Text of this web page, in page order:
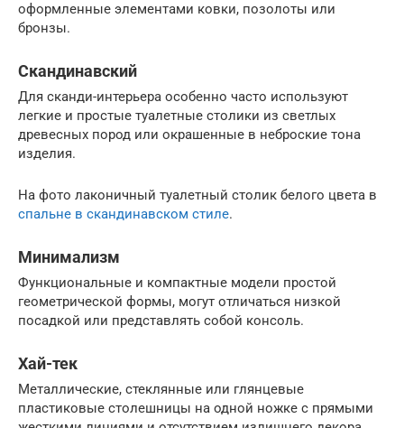
оформленные элементами ковки, позолоты или
бронзы.
Скандинавский
Для сканди-интерьера особенно часто используют
легкие и простые туалетные столики из светлых
древесных пород или окрашенные в неброские тона
изделия.
На фото лаконичный туалетный столик белого цвета в
спальне в скандинавском стиле.
Минимализм
Функциональные и компактные модели простой
геометрической формы, могут отличаться низкой
посадкой или представлять собой консоль.
Хай-тек
Металлические, стеклянные или глянцевые
пластиковые столешницы на одной ножке с прямыми